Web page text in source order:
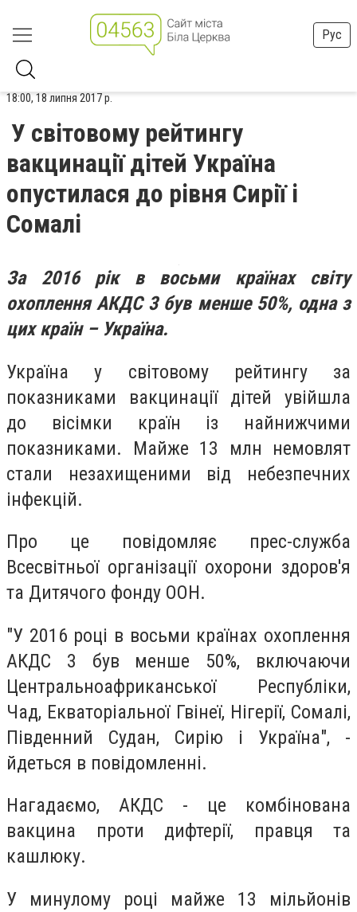
Рус
18:00, 18 липня 2017 р.
У світовому рейтингу
вакцинації дітей Україна
опустилася до рівня Сирії і
Сомалі
За 2016 рік в восьми країнах світу
охоплення АКДС 3 був менше 50%, одна з
цих країн – Україна.
Україна у світовому рейтингу за
показниками вакцинації дітей увійшла
до вісімки країн із найнижчими
показниками. Майже 13 млн немовлят
стали незахищеними від небезпечних
інфекцій.
Про це повідомляє прес-служба
Всесвітньої організації охорони здоров'я
та Дитячого фонду ООН.
"У 2016 році в восьми країнах охоплення
АКДС 3 був менше 50%, включаючи
Центральноафриканської Республіки,
Чад, Екваторіальної Гвінеї, Нігерії, Сомалі,
Південний Судан, Сирію і Україна", -
йдеться в повідомленні.
Нагадаємо, АКДС - це комбінована
вакцина проти дифтерії, правця та
кашлюку.
У минулому році майже 13 мільйонів